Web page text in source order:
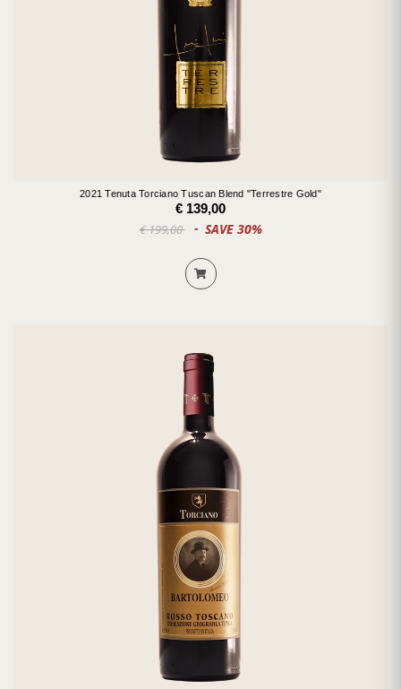
2021 Tenuta Torciano Tuscan Blend "Terrestre Gold"
€ 139,00
€ 199,00 SAVE 30%